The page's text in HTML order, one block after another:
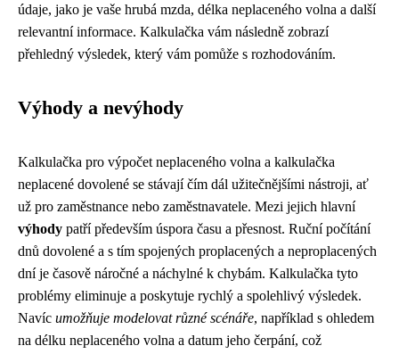
údaje, jako je vaše hrubá mzda, délka neplaceného volna a další
relevantní informace. Kalkulačka vám následně zobrazí
přehledný výsledek, který vám pomůže s rozhodováním.
Výhody a nevýhody
Kalkulačka pro výpočet neplaceného volna a kalkulačka
neplacené dovolené se stávají čím dál užitečnějšími nástroji, ať
už pro zaměstnance nebo zaměstnavatele. Mezi jejich hlavní
výhody patří především úspora času a přesnost. Ruční počítání
dnů dovolené a s tím spojených proplacených a neproplacených
dní je časově náročné a náchylné k chybám. Kalkulačka tyto
problémy eliminuje a poskytuje rychlý a spolehlivý výsledek.
Navíc umožňuje modelovat různé scénáře, například s ohledem
na délku neplaceného volna a datum jeho čerpání, což